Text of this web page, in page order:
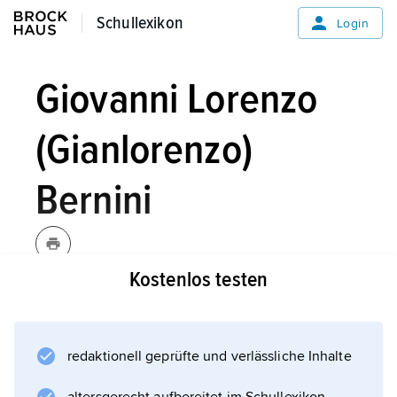
Schullexikon
Schullexikon Login
Giovanni Lorenzo
(Gianlorenzo)
Bernini
Giovanni Lorenzo
Baumeister, Bildhauer, Zeichner, Maler
und Szenograf, * Neapel 7. 12. 1598,
Kostenlos testen
redaktionell geprüfte und verlässliche Inhalte